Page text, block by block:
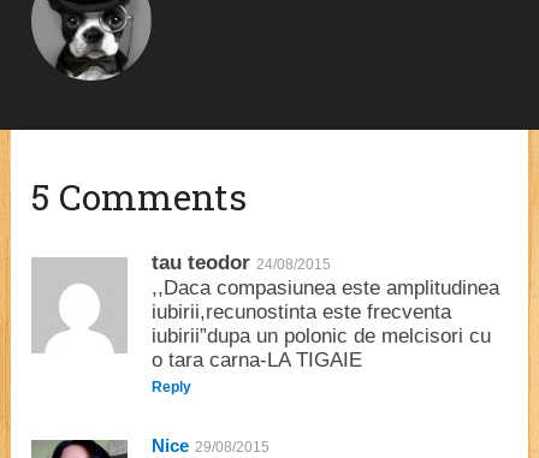
5 Comments
tau teodor 24/08/2015
,,Daca compasiunea este amplitudinea
iubirii,recunostinta este frecventa
iubirii”dupa un polonic de melcisori cu
o tara carna-LA TIGAIE
Reply
Nice 29/08/2015